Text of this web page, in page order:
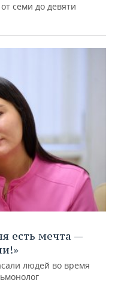
семи до девяти
есть мечта —
людей во время